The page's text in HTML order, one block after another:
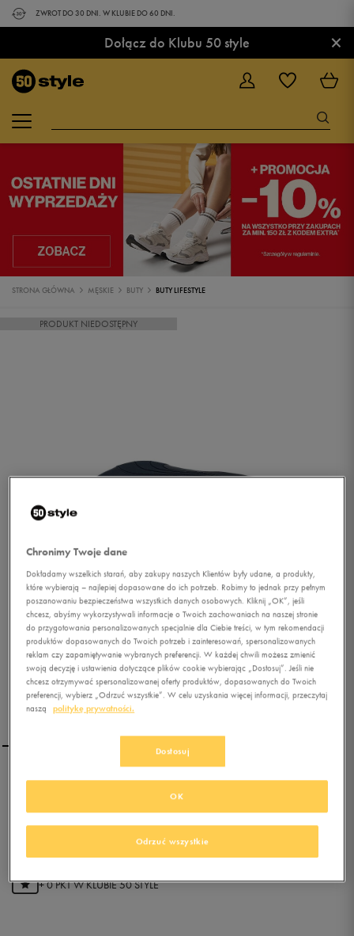
ZWROT DO 30 DNI. W KLUBIE DO 60 DNI.
Dołącz do Klubu 50 style ×
STRONA GŁÓWNA MĘSKIE BUTY BUTY LIFESTYLE
PRODUKT NIEDOSTĘPNY
PUMA BMW MS FUTURE
złz Vat
+ 0 PKT WKLUBIE 50 STYLE
Chronimy Twoje dane
Dokładamy wszelkich starań, aby zakupy naszych Klientów były udane, a produkty,
które wybierają – najlepiej dopasowane do ich potrzeb. Robimy to jednak przy pełnym
poszanowaniu bezpieczeństwa wszystkich danych osobowych. Kliknij „OK”, jeśli
chcesz, abyśmy wykorzystywali informacje o Twoich zachowaniach na naszej stronie
do przygotowania personalizowanych specjalnie dla Ciebie treści, w tym rekomendacji
produktów dopasowanych do Twoich potrzeb i zainteresowań, spersonalizowanych
reklam czy zapamiętywanie wybranych preferencji. W każdej chwili możesz zmienić
swoją decyzję i ustawienia dotyczące plików cookie wybierając „Dostosuj”. Jeśli nie
chcesz otrzymywać spersonalizowanej oferty produktów, dopasowanych do Twoich
preferencji, wybierz „Odrzuć wszystkie”. W celu uzyskania więcej informacji, przeczytaj
naszą
politykę prywatności.
Dostosuj
Odrzuć wszystkie
OK